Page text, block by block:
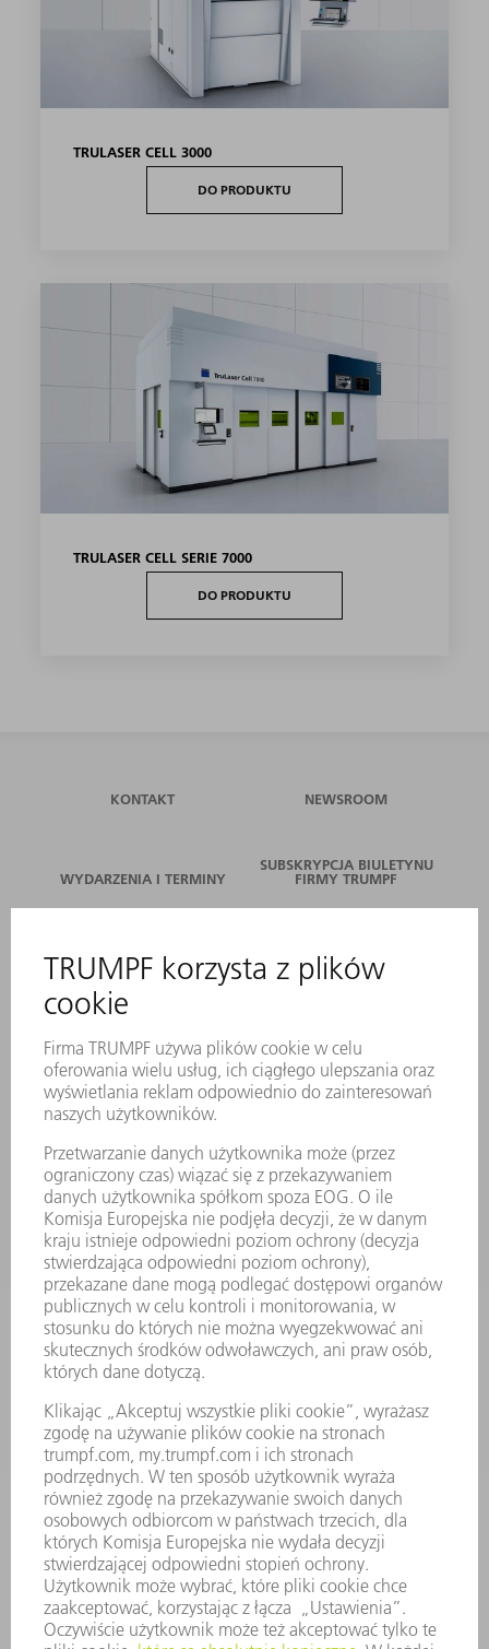
TRULASER CELL 3000
DO PRODUKTU
TRULASER CELL SERIE 7000
DO PRODUKTU
KONTAKT NEWSROOM
WYDARZENIA I TERMINY
SUBSKRYPCJA BIULETYNU
FIRMY TRUMPF
SERWIS ONLINE
KONTAKT
LOKALIZACJE
WYDARZENIA I TERMINY
SUBSKRYPCJA NEWSLETTERA
MYTRUMPF
KARTY BEZPIECZEŃSTWA
PRODUKTY
MASZYNY & SYSTEMY
LASER
ENERGOELEKTRONIKA
ELEKTRONARZĘDZIA
SMART FACTORY
OPROGRAMOWANIE
USŁUGI SERWISOWE
ZASTOSOWANIA
BRANŻE
FIRMA
OFERTY STANOWISK
PROFIL FIRMY
ZARZĄD
SPRAWOZDANIE Z DZIAŁALNOŚCI
ZASADY BIZNESOWE
ZAPEWNIENIE ZGODNOŚCI DZIAŁALNOŚCI Z REGULACJAMI
SYSTEM ZGŁASZANIA NIEPRAWIDŁOWOŚCI
BEZPIECZEŃSTWO
INFORMACJE PRASOWE
MAGAZYNY
ZRÓWNOWAŻONY ROZWÓJ